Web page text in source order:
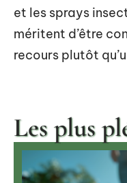
et les sprays
méritent d’être
recours plutôt
Les plus